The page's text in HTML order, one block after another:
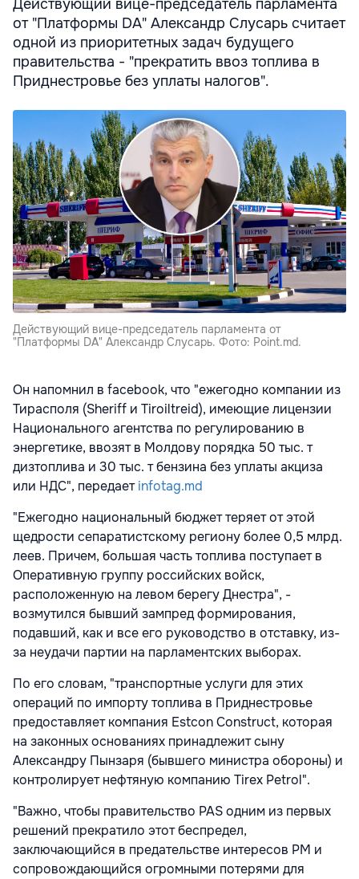
Действующий вице-председатель парламента
от "Платформы DA" Александр Слусарь считает
одной из приоритетных задач будущего
правительства - "прекратить ввоз топлива в
Приднестровье без уплаты налогов".
Действующий вице-председатель парламента от
"Платформы DA" Александр Слусарь. Фото: Point.md.
Он напомнил в facebook, что "ежегодно компании из
Тирасполя (Sheriff и Tiroiltreid), имеющие лицензии
Национального агентства по регулированию в
энергетике, ввозят в Молдову порядка 50 тыс. т
дизтоплива и 30 тыс. т бензина без уплаты акциза
или НДС", передаетinfotag.md
"Ежегодно национальный бюджет теряет от этой
щедрости сепаратистскому региону более 0,5 млрд.
леев. Причем, большая часть топлива поступает в
Оперативную группу российских войск,
расположенную на левом берегу Днестра", -
возмутился бывший зампред формирования,
подавший, как и все его руководство в отставку, из-
за неудачи партии на парламентских выборах.
По его словам, "транспортные услуги для этих
операций по импорту топлива в Приднестровье
предоставляет компания Estcon Construct, которая
на законных основаниях принадлежит сыну
Александру Пынзаря (бывшего министра обороны) и
контролирует нефтяную компанию Tirex Petrol".
"Важно, чтобы правительство PAS одним из первых
решений прекратило этот беспредел,
заключающийся в предательстве интересов РМ и
сопровождающийся огромными потерями для